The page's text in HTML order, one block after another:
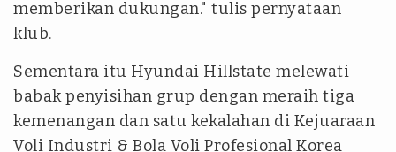
memberikan dukungan." tulis pernyataan
klub.
Sementara itu Hyundai Hillstate melewati
babak penyisihan grup dengan meraih tiga
kemenangan dan satu kekalahan di Kejuaraan
Voli Industri & Bola Voli Profesional Korea